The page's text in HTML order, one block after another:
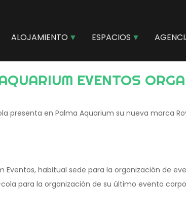
ALOJAMIENTO ESPACIOS
AQUARIUM EVENTOS
presenta en Palma Aquarium su nueva marca
Eventos, habitual sede para la organización de
para la organización de su último evento